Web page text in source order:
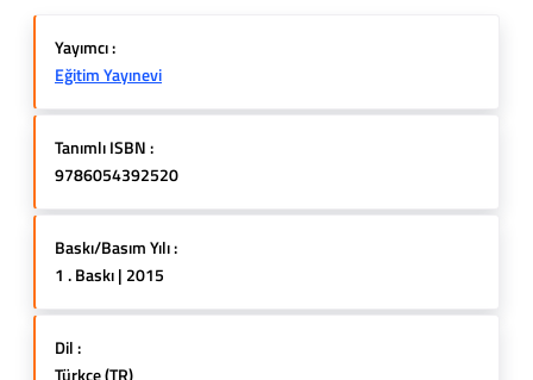
Yayımcı :
Eğitim Yayınevi
Tanımlı ISBN :
9786054392520
Baskı/Basım Yılı :
1 . Baskı | 2015
Dil :